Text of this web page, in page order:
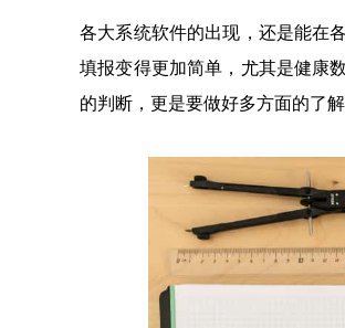
各大系统软件的出现，还是能在
填报变得更加简单，尤其是健康
的判断，更是要做好多方面的了